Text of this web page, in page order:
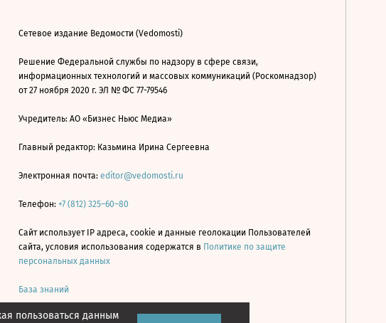
пользоваться данным
Сетевое издание Ведомости (Vedomosti)
Решение Федеральной службы по надзору в сфере связи,
информационных технологий и массовых коммуникаций (Роскомнадзор)
от 27 ноября 2020 г. ЭЛ № ФС 77-79546
Учредитель: АО «Бизнес Ньюс Медиа»
Главный редактор: Казьмина Ирина Сергеевна
Электронная почта: editor@vedomosti.ru
Телефон: +7 (812) 325–60–80
Сайт использует IP адреса, cookie и данные геолокации Пользователей
сайта, условия использования содержатся в Политике по защите
персональных данных
База знаний